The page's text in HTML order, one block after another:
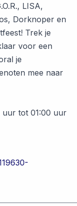
LISA,
Dorknoper en
Trek je
voor een
je
mee naar
uur tot 01:00 uur